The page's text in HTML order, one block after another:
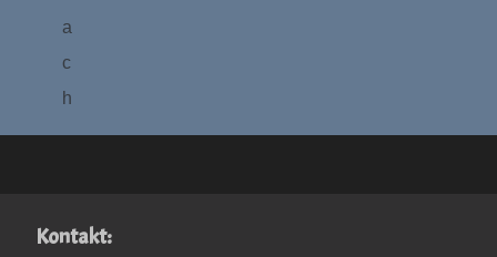
a
c
h
Kontakt: